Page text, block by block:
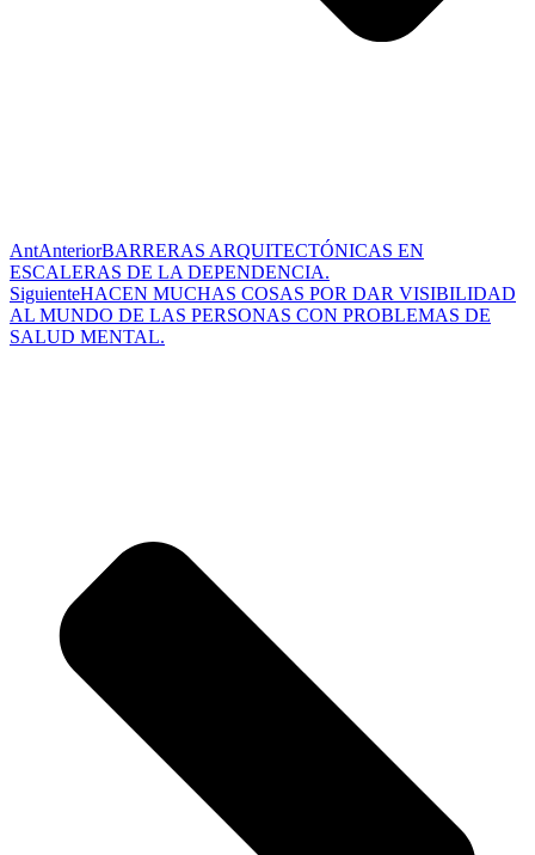
AntAnteriorBARRERAS ARQUITECTÓNICAS EN
ESCALERAS DE LA DEPENDENCIA.
SiguienteHACEN MUCHAS COSAS POR DAR VISIBILIDAD
AL MUNDO DE LAS PERSONAS CON PROBLEMAS DE
SALUD MENTAL.